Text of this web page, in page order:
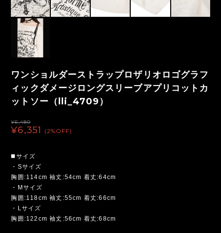
ワンショルダーストラップロザリオロゴグラフ
ィックダメージロングスリーブアプリコットカ
ットソー（lli_4709）
¥6,480
¥6,351 (2%OFF)
◼️サイズ
・Sサイズ
胸囲:114cm 袖丈:54cm 着丈:64cm
・Mサイズ
胸囲:118cm 袖丈:55cm 着丈:66cm
・Lサイズ
胸囲:122cm 袖丈:56cm 着丈:68cm